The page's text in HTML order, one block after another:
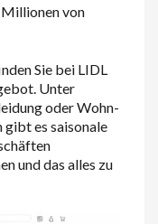
von
Sie bei LIDL
Unter
oder Wohn-
gibt es saisonale
und das alles zu